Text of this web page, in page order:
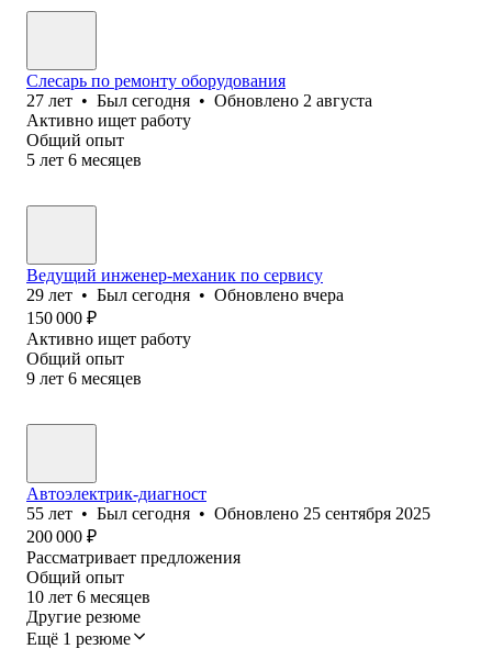
Слесарь по ремонту оборудования
27 лет • Был сегодня • Обновлено 2 августа
Активно ищет работу
Общий опыт
5 лет 6 месяцев
Ведущий инженер-механик по сервису
29 лет • Был сегодня • Обновлено вчера
150 000 ₽
Активно ищет работу
Общий опыт
9 лет 6 месяцев
Автоэлектрик-диагност
55 лет • Был сегодня • Обновлено 25 сентября 2025
200 000 ₽
Рассматривает предложения
Общий опыт
10 лет 6 месяцев
Другие резюме
Ещё 1 резюме